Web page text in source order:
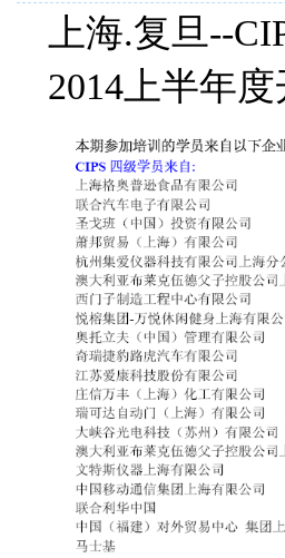
上海.复旦--
2014上半年